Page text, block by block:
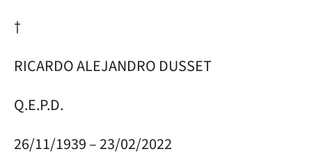
†
RICARDO ALEJANDRO DUSSET
Q.E.P.D.
26/11/1939 – 23/02/2022